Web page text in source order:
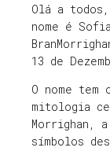
Olá a todos,
nome é
13 de
O nome
mitologia
Morrighan,
símbolos